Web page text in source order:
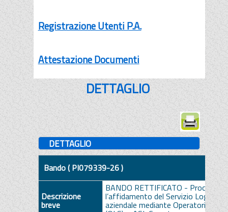
Registrazione Utenti P.A.
Attestazione Documenti
DETTAGLIO
DETTAGLIO
Bando ( PI079339-26 )
Descrizione
breve
BANDO RETTIFICATO -
l’affidamento del Servizio
aziendale mediante Operatori